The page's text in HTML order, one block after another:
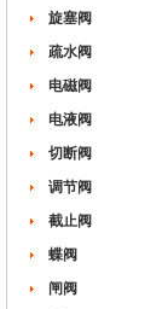
旋塞阀
疏水阀
电磁阀
电液阀
切断阀
调节阀
截止阀
蝶阀
闸阀